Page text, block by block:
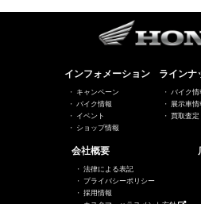
インフォメーション
キャンペーン
バイク情報
イベント
ショップ情報
ラインナ
バイク情
展示車情
買取査定
会社概要
法律による表記
プライバシーポリシー
採用情報